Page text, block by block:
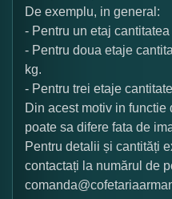
De exemplu, in general:
- Pentru un etaj
- Pentru doua etaje
kg.
- Pentru trei etaje
Din acest motiv in functie
poate sa difere fata de
Pentru detalii și cantități
contactați la numărul de